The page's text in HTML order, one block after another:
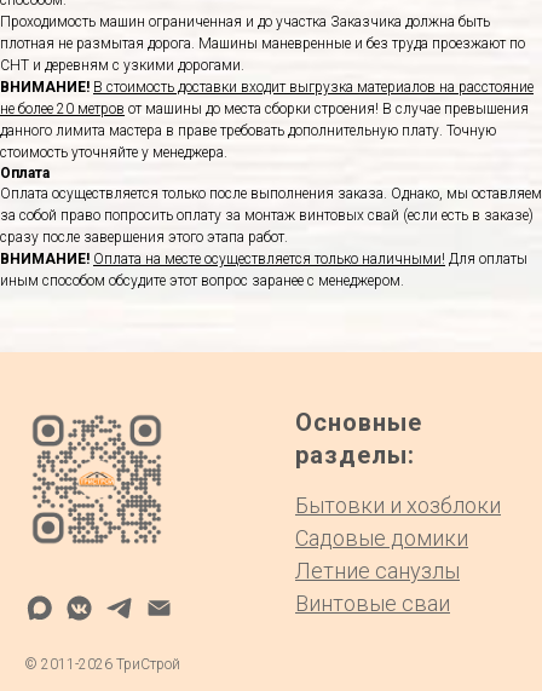
Проходимость машин ограниченная и до участка Заказчика должна быть
плотная не размытая дорога. Машины маневренные и без труда проезжают по
СНТ и деревням с узкими дорогами.
ВНИМАНИЕ! В стоимость доставки входит выгрузка материалов на расстояние
не более 20 метров от машины до места сборки строения! В случае превышения
данного лимита мастера в праве требовать дополнительную плату. Точную
стоимость уточняйте у менеджера.
Оплата
Оплата осуществляется только после выполнения заказа. Однако, мы оставляем
за собой право попросить оплату за монтаж винтовых свай (если есть в заказе)
сразу после завершения этого этапа работ.
ВНИМАНИЕ! Оплата на месте осуществляется только наличными! Для оплаты
иным способом обсудите этот вопрос заранее с менеджером.
© 2011-2026 ТриСтрой
Основные
разделы:
Бытовки и хозблоки
Садовые домики
Летние санузлы
Винтовые сваи